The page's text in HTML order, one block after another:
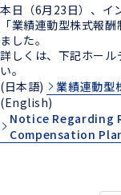
本日（6月23日）、イ
「業績連動型株式報
ました。
詳しくは、下記ホー
い。
(日本語)
業績連動型
(English)
Notice Regarding
Compensation